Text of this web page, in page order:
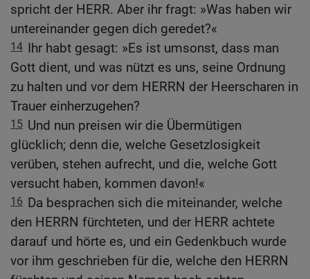
spricht der HERR. Aber ihr fragt: »Was haben wir
untereinander gegen dich geredet?«
14 Ihr habt gesagt: »Es ist umsonst, dass man
Gott dient, und was nützt es uns, seine Ordnung
zu halten und vor dem HERRN der Heerscharen in
Trauer einherzugehen?
15 Und nun preisen wir die Übermütigen
glücklich; denn die, welche Gesetzlosigkeit
verüben, stehen aufrecht, und die, welche Gott
versucht haben, kommen davon!«
16 Da besprachen sich die miteinander, welche
den HERRN fürchteten, und der HERR achtete
darauf und hörte es, und ein Gedenkbuch wurde
vor ihm geschrieben für die, welche den HERRN